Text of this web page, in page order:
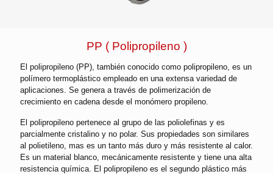
PP ( Polipropileno )
El polipropileno (PP), también conocido como polipropileno, es un
polímero termoplástico empleado en una extensa variedad de
aplicaciones. Se genera a través de polimerización de
crecimiento en cadena desde el monómero propileno.
El polipropileno pertenece al grupo de las poliolefinas y es
parcialmente cristalino y no polar. Sus propiedades son similares
al polietileno, mas es un tanto más duro y más resistente al calor.
Es un material blanco, mecánicamente resistente y tiene una alta
resistencia química. El polipropileno es el segundo plástico más